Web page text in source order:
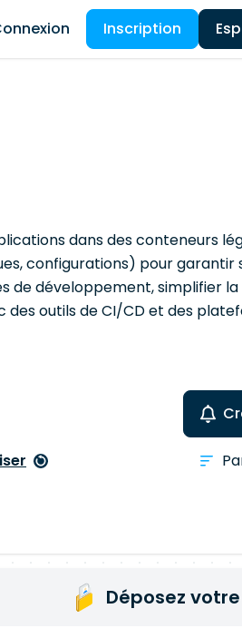
Inscription
dans des conteneurs
configurations) pour garantir
de développement, simplifier la
des outils de CI/CD et des
Déposez